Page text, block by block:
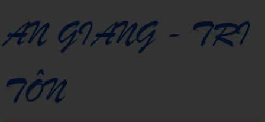
AN GIANG - TRI
TÔN